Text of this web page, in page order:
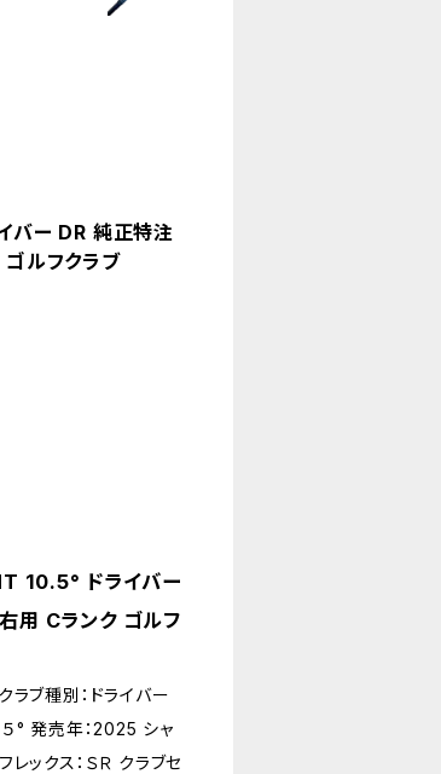
バー DR 純正特注
ルフクラブ
10.5° ドライバー
用 Cランク ゴルフ
ラブ種別：ドライバー
５° 発売年：2025 シャ
ックス：ＳＲ クラブセ